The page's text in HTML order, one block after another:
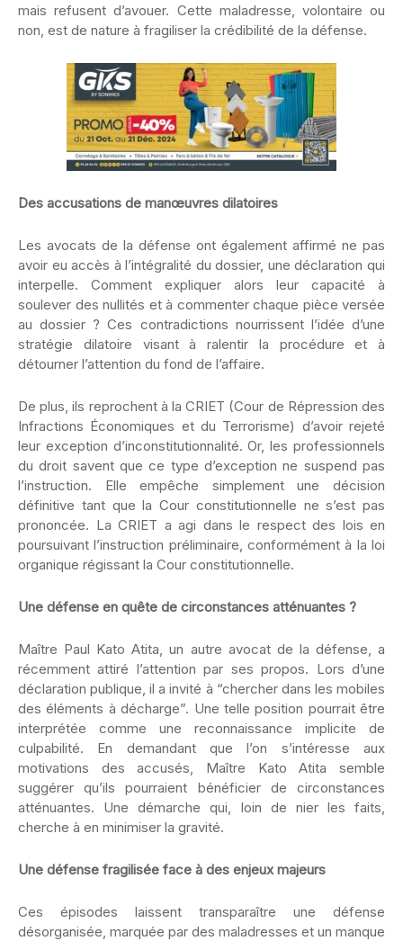
mais refusent d’avouer. Cette maladresse, volontaire ou
non, est de nature à fragiliser la crédibilité de la défense.
Des accusations de manœuvres dilatoires
Les avocats de la défense ont également affirmé ne pas
avoir eu accès à l’intégralité du dossier, une déclaration qui
interpelle. Comment expliquer alors leur capacité à
soulever des nullités et à commenter chaque pièce versée
au dossier ? Ces contradictions nourrissent l’idée d’une
stratégie dilatoire visant à ralentir la procédure et à
détourner l’attention du fond de l’affaire.
De plus, ils reprochent à la CRIET (Cour de Répression des
Infractions Économiques et du Terrorisme) d’avoir rejeté
leur exception d’inconstitutionnalité. Or, les professionnels
du droit savent que ce type d’exception ne suspend pas
l’instruction. Elle empêche simplement une décision
définitive tant que la Cour constitutionnelle ne s’est pas
prononcée. La CRIET a agi dans le respect des lois en
poursuivant l’instruction préliminaire, conformément à la loi
organique régissant la Cour constitutionnelle.
Une défense en quête de circonstances atténuantes ?
Maître Paul Kato Atita, un autre avocat de la défense, a
récemment attiré l’attention par ses propos. Lors d’une
déclaration publique, il a invité à “chercher dans les mobiles
des éléments à décharge”. Une telle position pourrait être
interprétée comme une reconnaissance implicite de
culpabilité. En demandant que l’on s’intéresse aux
motivations des accusés, Maître Kato Atita semble
suggérer qu’ils pourraient bénéficier de circonstances
atténuantes. Une démarche qui, loin de nier les faits,
cherche à en minimiser la gravité.
Une défense fragilisée face à des enjeux majeurs
Ces épisodes laissent transparaître une défense
désorganisée, marquée par des maladresses et un manque